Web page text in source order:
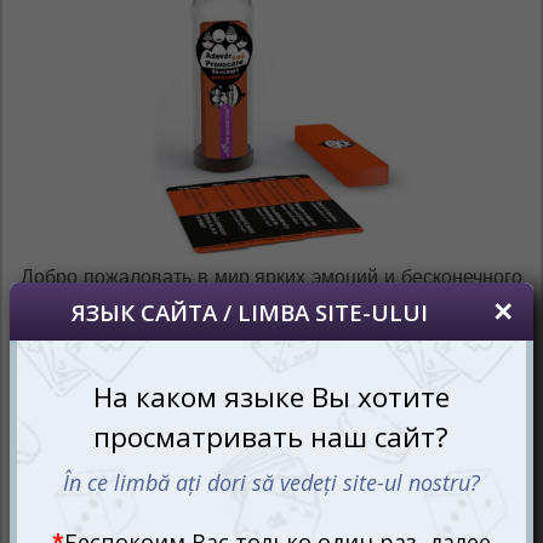
Добро пожаловать в мир ярких эмоций и бесконечного
веселья с настольной игрой Правда или Действие:
приключение, полное смеха и удивительных открытий.
Классическая концепция "вращения бутылочки"
получила новую жизнь в этой обновлённой версии,
которая сохранила всю прелесть оригинала, но
безопасность вопросов. Теперь игра стала ещё